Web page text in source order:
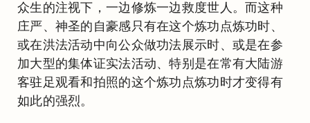
众生的注视下，一边修炼一边救度世人。而这种
庄严、神圣的自豪感只有在这个炼功点炼功时、
或在洪法活动中向公众做功法展示时、或是在参
加大型的集体证实法活动、特别是在常有大陆游
客驻足观看和拍照的这个炼功点炼功时才变得有
如此的强烈。